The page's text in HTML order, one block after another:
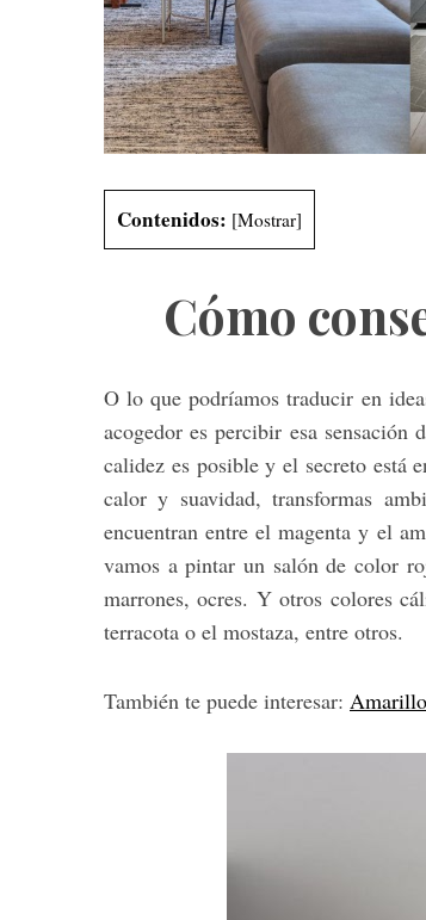
Contenidos: [Mostrar]
Cómo
O lo que podríamos traducir en
acogedor es percibir esa sensación
calidez es posible y el secreto está
calor y suavidad, transformas
encuentran entre el magenta y el
vamos a pintar un salón de color
marrones, ocres. Y otros colores
terracota o el mostaza, entre otros.
También te puede interesar:
a
r
h
o
r
: